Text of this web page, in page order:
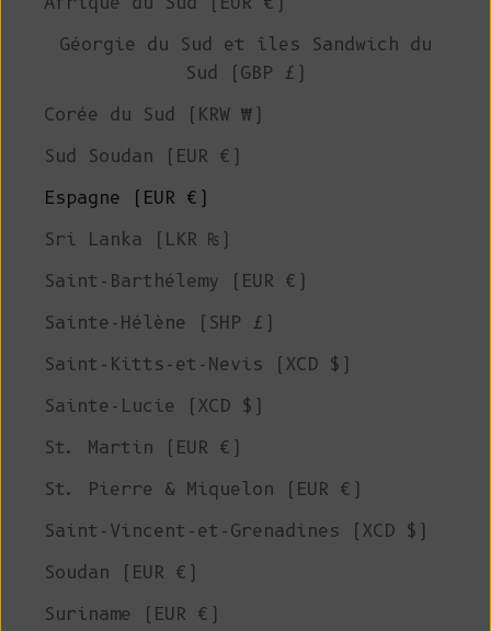
Géorgie du Sud et îles Sandwich du
Sud (GBP £)
Corée du Sud (KRW ₩)
Sud Soudan (EUR €)
Espagne (EUR €)
Sri Lanka (LKR ₨)
Saint-Barthélemy (EUR €)
Sainte-Hélène (SHP £)
Saint-Kitts-et-Nevis (XCD $)
Sainte-Lucie (XCD $)
St. Martin (EUR €)
St. Pierre & Miquelon (EUR €)
Saint-Vincent-et-Grenadines (XCD $)
Soudan (EUR €)
Suriname (EUR €)